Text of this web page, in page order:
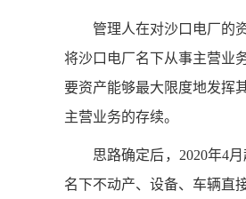
管理人在对沙口电厂的
将沙口电厂名下从事主营业
要资产能够最大限度地发挥
主营业务的存续。
思路确定后， 2020年4
名下不动产、设备、车辆直